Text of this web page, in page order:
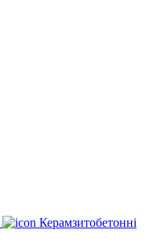
Керамзитобетонні